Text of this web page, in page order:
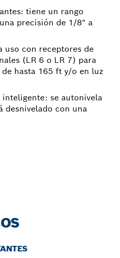
tiene un rango
precisión de 1/8" a
uso con receptores de
(LR 6 o LR 7) para
hasta 165 ft y/o en luz
se autonivela
desnivelado con una